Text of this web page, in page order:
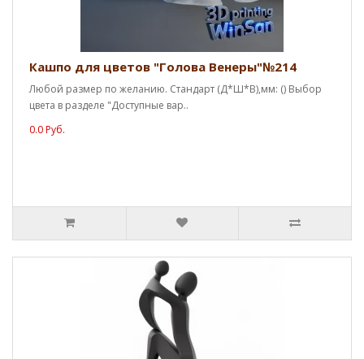
Кашпо для цветов "Голова Венеры"№214
Любой размер по желанию. Стандарт (Д*Ш*В),мм: () Выбор
цвета в разделе "Доступные вар..
0.0 Руб.